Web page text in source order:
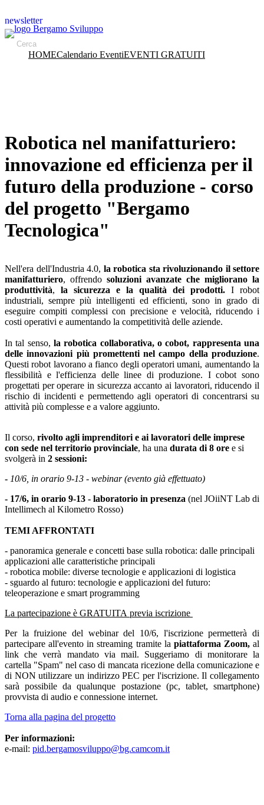
newsletter
HOMECalendario EventiEVENTI GRATUITI
Robotica nel manifatturiero:
innovazione ed efficienza per il
futuro della produzione - corso
del progetto "Bergamo
Tecnologica"
Nell'era dell'Industria 4.0, la robotica sta rivoluzionando il settore
manifatturiero, offrendo soluzioni avanzate che migliorano la
produttività, la sicurezza e la qualità dei prodotti. I robot
industriali, sempre più intelligenti ed efficienti, sono in grado di
eseguire compiti complessi con precisione e velocità, riducendo i
costi operativi e aumentando la competitività delle aziende.
In tal senso, la robotica collaborativa, o cobot, rappresenta una
delle innovazioni più promettenti nel campo della produzione.
Questi robot lavorano a fianco degli operatori umani, aumentando la
flessibilità e l'efficienza delle linee di produzione. I cobot sono
progettati per operare in sicurezza accanto ai lavoratori, riducendo il
rischio di incidenti e permettendo agli operatori di concentrarsi su
attività più complesse e a valore aggiunto.
Il corso, rivolto agli imprenditori e ai lavoratori delle imprese
con sede nel territorio provinciale, ha una durata di 8 ore e si
svolgerà in 2 sessioni:
- 10/6, in orario 9-13 - webinar (evento già effettuato)
- 17/6, in orario 9-13 - laboratorio in presenza (nel JOiiNT Lab di
Intellimech al Kilometro Rosso)
TEMI AFFRONTATI
- panoramica generale e concetti base sulla robotica: dalle principali
applicazioni alle caratteristiche principali
- robotica mobile: diverse tecnologie e applicazioni di logistica
- sguardo al futuro: tecnologie e applicazioni del futuro:
teleoperazione e smart programming
La partecipazione è GRATUITA previa iscrizione
Per la fruizione del webinar del 10/6, l'iscrizione permetterà di
partecipare all'evento in streaming tramite la piattaforma Zoom,al
link che verrà mandato via mail. ​Suggeriamo di monitorare la
cartella "Spam" nel caso di mancata ricezione della comunicazione e
di NON utilizzare un indirizzo PEC per l'iscrizione. Il collegamento
sarà possibile da qualunque postazione (pc, tablet, smartphone)
provvista di audio e connessione internet.
Torna alla pagina del progetto
Per informazioni:
e-mail: pid.bergamosviluppo@bg.camcom.it